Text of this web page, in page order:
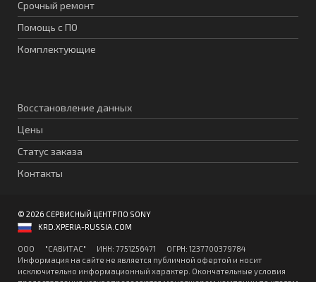
Срочный ремонт
Помощь с ПО
Комплектующие
Восстановление данных
Цены
Статус заказа
Контакты
© 2026 СЕРВИСНЫЙ ЦЕНТР ПО SONY
KRD.XPERIA-RUSSIA.COM
ООО "CАВИТAC" ИНН: 7751256471 ОГPН: 1237700379784
Информация на сайте не является публичной офертой и носит
исключительно информационный характер. Окончательные условия